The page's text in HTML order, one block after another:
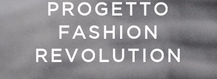
PROGETTO
FASHION
REVOLUTION